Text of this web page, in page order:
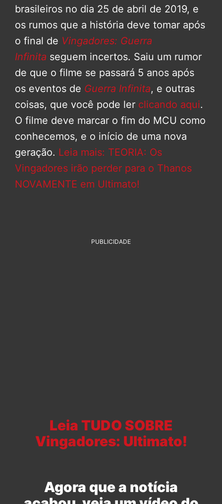
brasileiros no dia 25 de abril de 2019, e
os rumos que a história deve tomar após
o final de Vingadores: Guerra
Infinita seguem incertos. Saiu um rumor
de que o filme se passará 5 anos após
os eventos de Guerra Infinita, e outras
coisas, que você pode ler clicando aqui.
O filme deve marcar o fim do MCU como
conhecemos, e o início de uma nova
geração. Leia mais: TEORIA: Os
Vingadores irão perder para o Thanos
NOVAMENTE em Ultimato!
PUBLICIDADE
Leia TUDO SOBRE
Vingadores: Ultimato!
Agora que a notícia